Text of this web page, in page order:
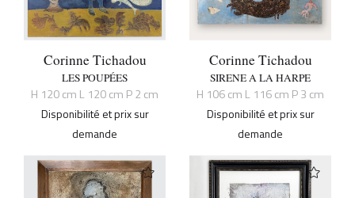
Corinne Tichadou
LES POUPÉES
H 120 cm L 120 cm P 2 cm
Disponibilité et prix sur
demande
Corinne Tichadou
SIRENE A LA HARPE
H 106 cm L 116 cm P 3 cm
Disponibilité et prix sur
demande